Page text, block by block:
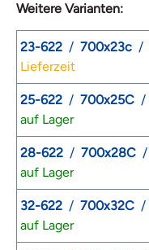
Weitere Varianten:
23-622 / 700x23c /
Lieferzeit
25-622 / 700x25C /
auf Lager
28-622 / 700x28C /
auf Lager
32-622 / 700x32C /
auf Lager